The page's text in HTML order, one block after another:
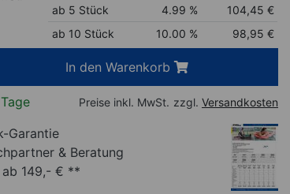
ab 5 Stück 4.99 % 104,45 €
ab 10 Stück
10.00 % 98,95 €
In den Warenkorb
Preise inkl. MwSt. zzgl. Versandkosten
Garantie
& Beratung
149,- € **